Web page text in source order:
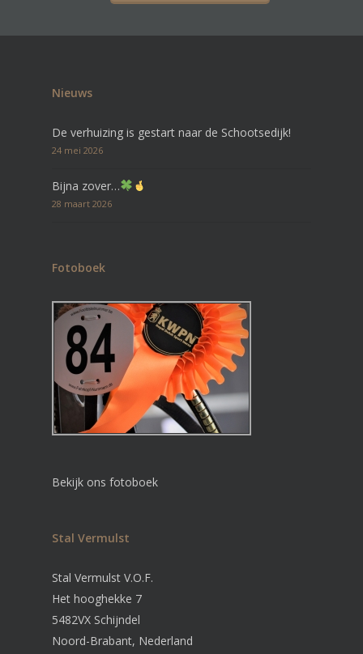
Nieuws
De verhuizing is gestart naar de Schootsedijk!
24 mei 2026
Bijna zover…
28 maart 2026
Fotoboek
Bekijk ons fotoboek
Stal Vermulst
Stal Vermulst V.O.F.
Het hooghekke 7
5482VX Schijndel
Noord-Brabant, Nederland